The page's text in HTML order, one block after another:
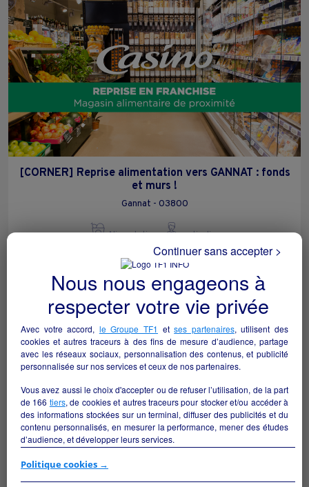
[CORNER] Reprise alimentation vers GANNAT : fonds
et murs !
Gannat - 03800
Alimentation particulier
Nous nous engageons à
respecter votre vie privée
Avec votre accord, le Groupe TF1 etses partenaires, utilisent des
cookies et autres traceurs à des fins de mesure d’audience, partage
avec les réseaux sociaux, personnalisation des contenus, et publicité
personnalisée sur nos services et ceux de nos partenaires.
Vous avez aussi le choix d'accepter ou de refuser l’utilisation, de la part
de 166 tiers, de cookies et autres traceurs pour stocker et/ou accéder à
des informations stockées sur un terminal, diffuser des publicités et du
contenu personnalisés, en mesurer la performance, mener des études
d’audience, et développer leurs services.
Si vous continuez sans accepter, les fonctionnalités liées à la
Politique cookies →
Continuer sans accepter >